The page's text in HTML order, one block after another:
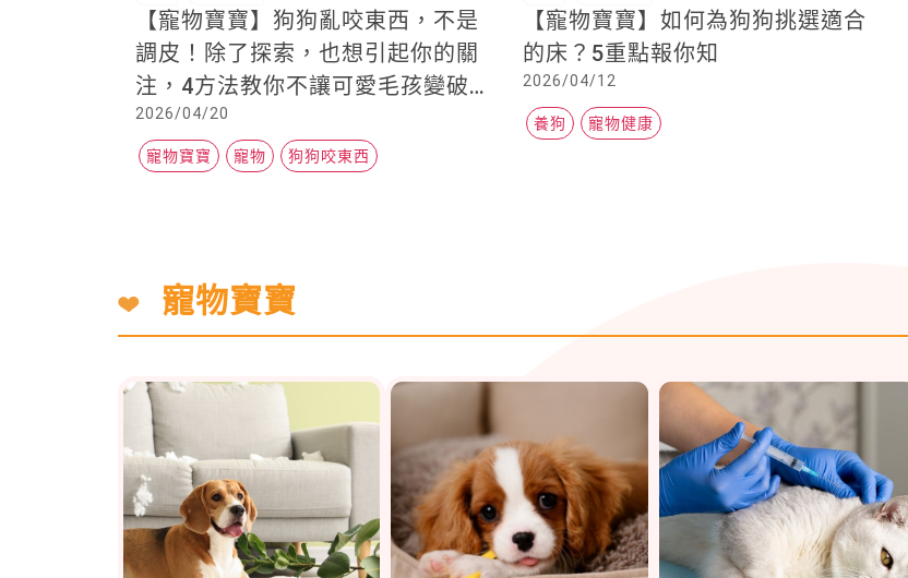
【寵物寶寶】狗狗亂咬東西，不是
調皮！除了探索，也想引起你的關
注，4方法教你不讓可愛毛孩變破
壞王
2026/04/20
寵物寶寶 寵物 狗狗咬東西
【寵物寶寶】如何為狗狗挑選適合
的床？5重點報你知
2026/04/12
養狗 寵物健康
寵物寶寶